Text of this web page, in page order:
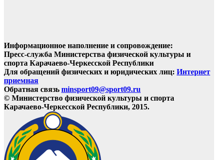
Информационное наполнение и сопровождение:
Пресс-служба Министерства физической культуры и
спорта Карачаево-Черкесской Республики
Для обращений физических и юридических лиц: Интернет
приемная
Обратная связь minsport09@sport09.ru
© Министерство физической культуры и спорта
Карачаево-Черкесской Республики, 2015.